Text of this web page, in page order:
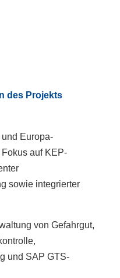
des Projekts
Europa-
auf KEP-
sowie integrierter
von Gefahrgut,
und SAP GTS-